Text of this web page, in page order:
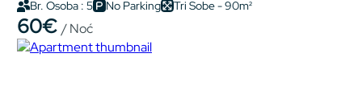
Br. Osoba : 5 No Parking Tri Sobe - 90m²
60€ / Noć